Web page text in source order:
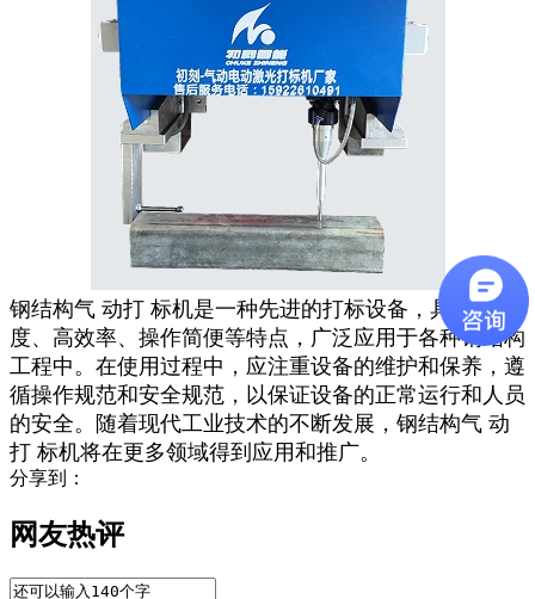
钢结构气 动打 标机是一种先进的打标设备，具有高精
度、高效率、操作简便等特点，广泛应用于各种钢结构
工程中。在使用过程中，应注重设备的维护和保养，遵
循操作规范和安全规范，以保证设备的正常运行和人员
的安全。随着现代工业技术的不断发展，钢结构气 动
打 标机将在更多领域得到应用和推广。
分享到：
网友热评